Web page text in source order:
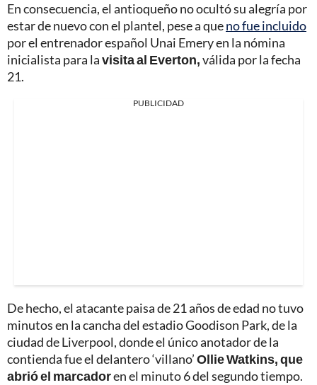
En consecuencia, el antioqueño no ocultó su alegría por
estar de nuevo con el plantel, pese a queno fue incluido
por el entrenador español Unai Emery en la nómina
inicialista para lavisita al Everton,válida por la fecha
21.
PUBLICIDAD
De hecho, el atacante paisa de 21 años de edad no tuvo
minutos en la cancha del estadio Goodison Park, de la
ciudad de Liverpool, donde el único anotador de la
contienda fue el delantero ‘villano’Ollie Watkins, que
abrió el marcadoren el minuto 6 del segundo tiempo.